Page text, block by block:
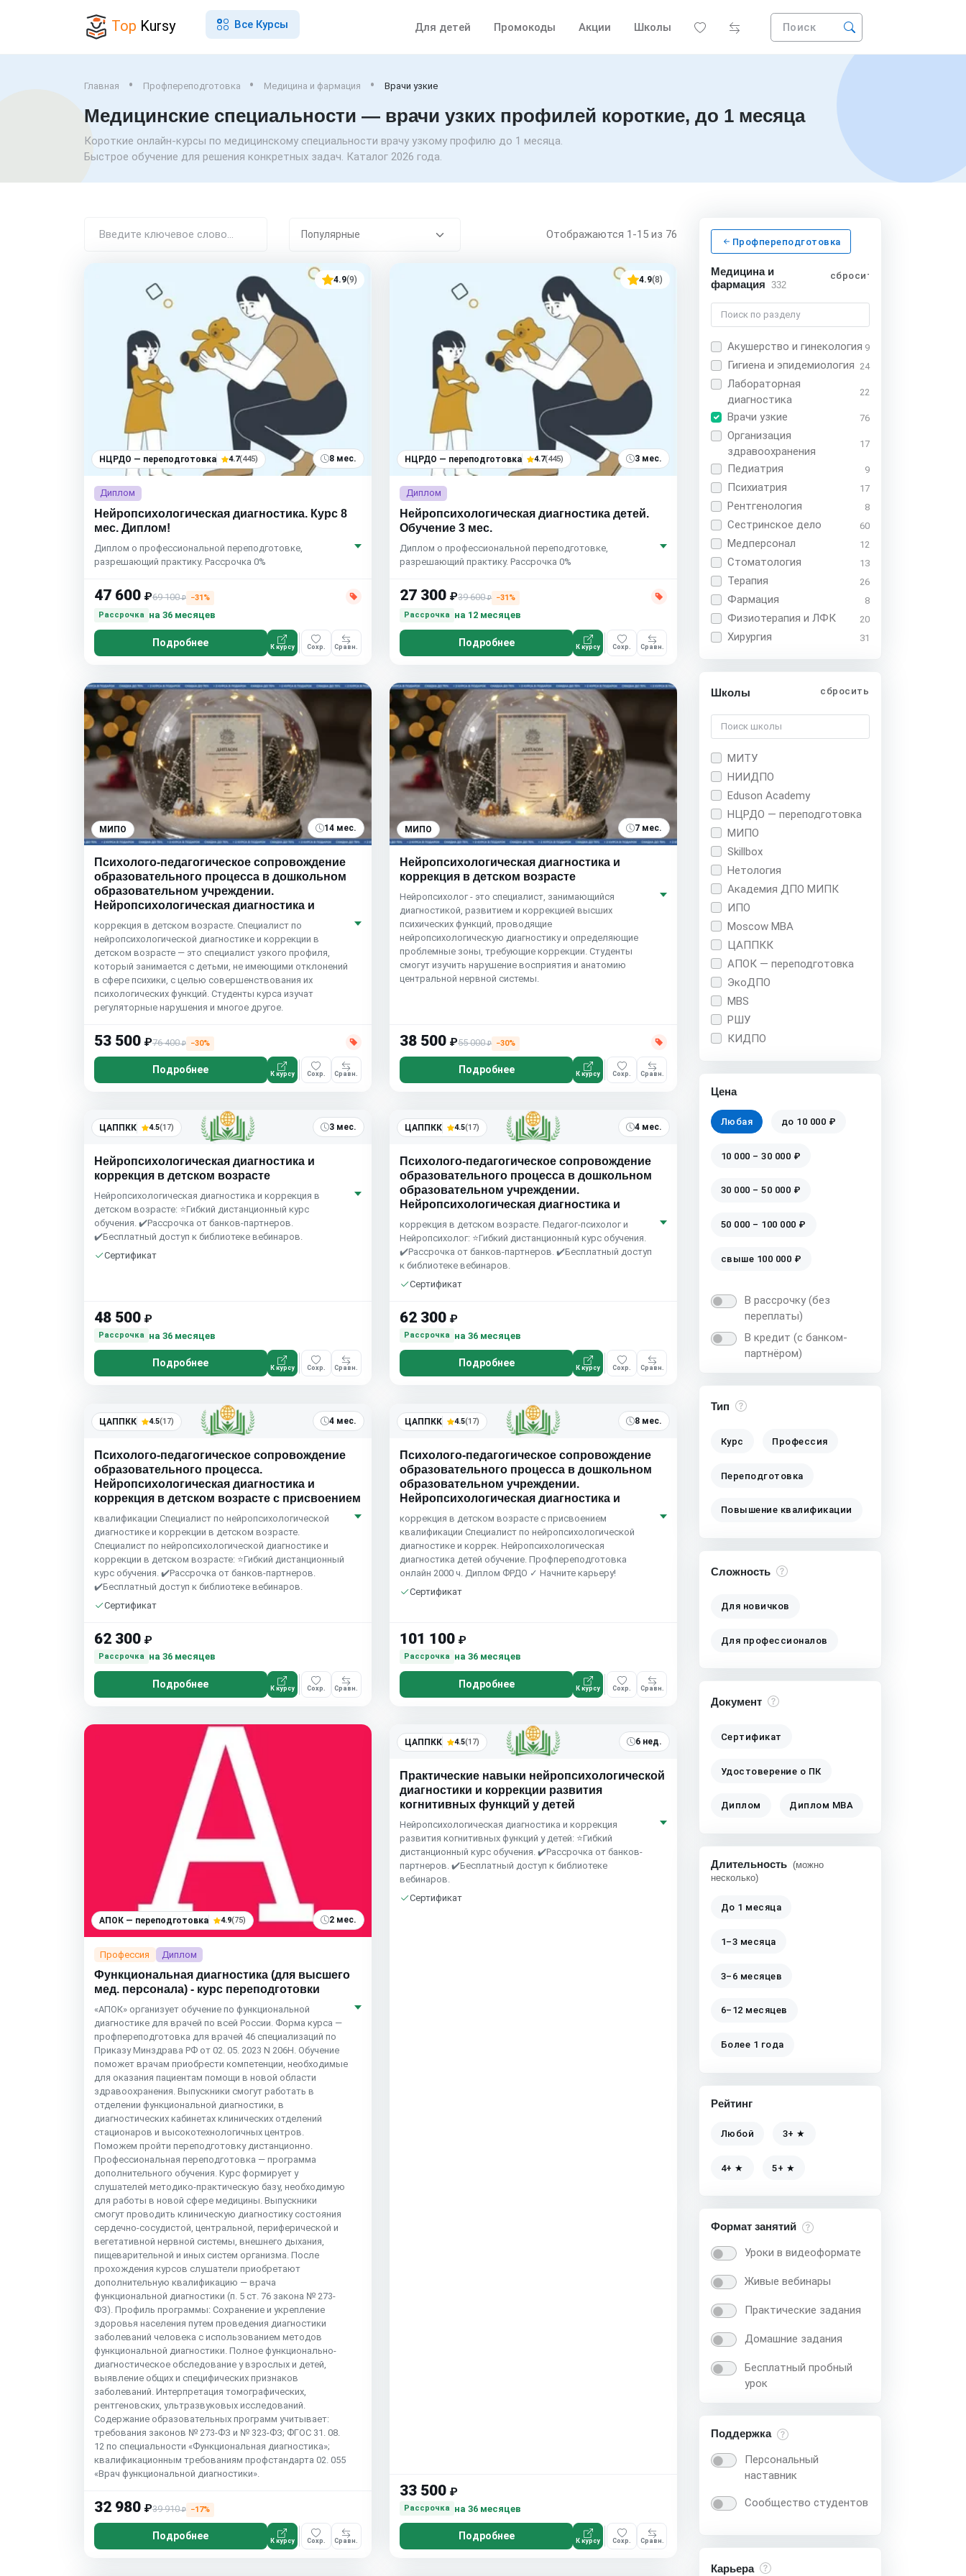
Top Kursy Все Курсы Для детей Промокоды Акции Школы Поиск
Главная Профпереподготовка Медицина и фармация Врачи узкие
Медицинские специальности — врачи узких профилей короткие, до 1 месяца
Короткие онлайн-курсы по медицинскому специальности врачу узкому профилю до 1 месяца.
Быстрое обучение для решения конкретных задач. Каталог 2026 года.
Отображаются 1-15 из 76
4.9(9)
НЦРДО — переподготовка 4.7(445) 8 мес.
Диплом
Нейропсихологическая диагностика. Курс 8
мес. Диплом!
Диплом о профессиональной переподготовке,
разрешающий практику. Рассрочка 0%
47 600 ₽69 100₽
−31%
Рассрочка
на 36 месяцев
Подробнее К курсу Сохр. Сравн.
4.9(8)
НЦРДО — переподготовка 4.7(445) 3 мес.
Диплом
Нейропсихологическая диагностика детей.
Обучение 3 мес.
Диплом о профессиональной переподготовке,
разрешающий практику. Рассрочка 0%
27 300 ₽39 600₽
−31%
Рассрочка
на 12 месяцев
Подробнее К курсу Сохр. Сравн.
МИПО 14 мес.
Психолого-педагогическое сопровождение
образовательного процесса в дошкольном
образовательном учреждении.
Нейропсихологическая диагностика и
коррекция в детском возрасте. Специалист по
нейропсихологической диагностике и коррекции в
детском возрасте — это специалист узкого профиля,
который занимается с детьми, не имеющими отклонений
в сфере психики, с целью совершенствования их
психологических функций. Студенты курса изучат
регуляторные нарушения и многое другое.
53 500 ₽76 400₽ −30%
Подробнее К курсу Сохр. Сравн.
МИПО 7 мес.
Нейропсихологическая диагностика и
коррекция в детском возрасте
Нейропсихолог - это специалист, занимающийся
диагностикой, развитием и коррекцией высших
психических функций, проводящие
нейропсихологическую диагностику и определяющие
проблемные зоны, требующие коррекции. Студенты
смогут изучить нарушение восприятия и анатомию
центральной нервной системы.
38 500 ₽55 000₽ −30%
Подробнее К курсу Сохр. Сравн.
ЦАППКК 4.5(17) 3 мес.
Нейропсихологическая диагностика и
коррекция в детском возрасте
Нейропсихологическая диагностика и коррекция в
детском возрасте: ⭐Гибкий дистанционный курс
обучения. ✔️Рассрочка от банков-партнеров.
✔️Бесплатный доступ к библиотеке вебинаров.
Сертификат
48 500 ₽
Рассрочка на 36 месяцев
Подробнее К курсу Сохр. Сравн.
ЦАППКК 4.5(17) 4 мес.
Психолого-педагогическое сопровождение
образовательного процесса в дошкольном
образовательном учреждении.
Нейропсихологическая диагностика и
коррекция в детском возрасте. Педагог-психолог и
Нейропсихолог: ⭐Гибкий дистанционный курс обучения.
✔️Рассрочка от банков-партнеров. ✔️Бесплатный доступ
к библиотеке вебинаров.
Сертификат
62 300 ₽
Рассрочка на 36 месяцев
Подробнее К курсу Сохр. Сравн.
ЦАППКК 4.5(17) 4 мес.
Психолого-педагогическое сопровождение
образовательного процесса.
Нейропсихологическая диагностика и
коррекция в детском возрасте с присвоением
квалификации Специалист по нейропсихологической
диагностике и коррекции в детском возрасте.
Специалист по нейропсихологической диагностике и
коррекции в детском возрасте: ⭐Гибкий дистанционный
курс обучения. ✔️Рассрочка от банков-партнеров.
✔️Бесплатный доступ к библиотеке вебинаров.
Сертификат
62 300 ₽
Рассрочка на 36 месяцев
Подробнее К курсу Сохр. Сравн.
ЦАППКК 4.5(17) 8 мес.
Психолого-педагогическое сопровождение
образовательного процесса в дошкольном
образовательном учреждении.
Нейропсихологическая диагностика и
коррекция в детском возрасте с присвоением
квалификации Специалист по нейропсихологической
диагностике и коррек. Нейропсихологическая
диагностика детей обучение. Профпереподготовка
онлайн 2000 ч. Диплом ФРДО ✓ Начните карьеру!
Сертификат
101 100 ₽
Рассрочка на 36 месяцев
Подробнее К курсу Сохр. Сравн.
АПОК — переподготовка 4.9(75) 2 мес.
Профессия Диплом
Функциональная диагностика (для высшего
мед. персонала) - курс переподготовки
«АПОК» организует обучение по функциональной
диагностике для врачей по всей России. Форма курса —
профпереподготовка для врачей 46 специализаций по
Приказу Минздрава РФ от 02. 05. 2023 N 206Н. Обучение
поможет врачам приобрести компетенции, необходимые
для оказания пациентам помощи в новой области
здравоохранения. Выпускники смогут работать в
отделении функциональной диагностики, в
диагностических кабинетах клинических отделений
стационаров и высокотехнологичных центров.
Поможем пройти переподготовку дистанционно.
Профессиональная переподготовка — программа
дополнительного обучения. Курс формирует у
слушателей методико-практическую базу, необходимую
для работы в новой сфере медицины. Выпускники
смогут проводить клиническую диагностику состояния
сердечно-сосудистой, центральной, периферической и
вегетативной нервной системы, внешнего дыхания,
пищеварительной и иных систем организма. После
прохождения курсов слушатели приобретают
дополнительную квалификацию — врача
функциональной диагностики (п. 5 ст. 76 закона № 273-
ФЗ). Профиль программы: Сохранение и укрепление
здоровья населения путем проведения диагностики
заболеваний человека с использованием методов
функциональной диагностики. Полное функционально-
диагностическое обследование у взрослых и детей,
выявление общих и специфических признаков
заболеваний. Интерпретация томографических,
рентгеновских, ультразвуковых исследований.
Содержание образовательных программ учитывает:
требования законов № 273-ФЗ и № 323-ФЗ; ФГОС 31. 08.
12 по специальности «Функциональная диагностика»;
квалификационным требованиям профстандарта 02. 055
«Врач функциональной диагностики».
32 980 ₽39 910₽ −17%
Подробнее К курсу Сохр. Сравн.
ЦАППКК 4.5(17) 6 нед.
Практические навыки нейропсихологической
диагностики и коррекции развития
когнитивных функций у детей
Нейропсихологическая диагностика и коррекция
развития когнитивных функций у детей: ⭐Гибкий
дистанционный курс обучения. ✔️Рассрочка от банков-
партнеров. ✔️Бесплатный доступ к библиотеке
вебинаров.
Сертификат
33 500 ₽
Рассрочка на 36 месяцев
Подробнее К курсу Сохр. Сравн.
Профпереподготовка
Медицина и
фармация
332
сбросить
Акушерство и гинекология 9
Гигиена и эпидемиология 24
Лабораторная
диагностика
22
Врачи узкие 76
Организация
здравоохранения
17
Педиатрия 9
Психиатрия 17
Рентгенология 8
Сестринское дело 60
Медперсонал 12
Стоматология 13
Терапия 26
Фармация 8
Физиотерапия и ЛФК 20
Хирургия 31
Школы сбросить
МИТУ
НИИДПО
Eduson Academy
НЦРДО — переподготовка
МИПО
Skillbox
Нетология
Академия ДПО МИПК
ИПО
Moscow MBA
ЦАППКК
АПОК — переподготовка
ЭкоДПО
MBS
РШУ
КИДПО
Цена
Любая до 10 000 ₽
10 000 – 30 000 ₽
30 000 – 50 000 ₽
50 000 – 100 000 ₽
свыше 100 000 ₽
В рассрочку (без
переплаты)
В кредит (с банком-
партнёром)
Тип
Курс Профессия
Переподготовка
Повышение квалификации
Сложность
Для новичков
Для профессионалов
Документ
Сертификат
Удостоверение о ПК
Диплом Диплом MBA
Длительность (можно
несколько)
До 1 месяца
1–3 месяца
3–6 месяцев
6–12 месяцев
Более 1 года
Рейтинг
Любой 3+ ★
4+ ★ 5+ ★
Формат занятий
Уроки в видеоформате
Живые вебинары
Практические задания
Домашние задания
Бесплатный пробный
урок
Поддержка
Персональный
наставник
Сообщество студентов
Карьера